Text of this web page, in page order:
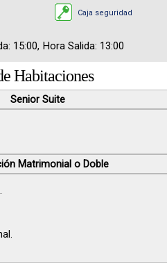
Caja seguridad
15:00, Hora Salida: 13:00
Habitaciones
Senior Suite
Matrimonial o Doble